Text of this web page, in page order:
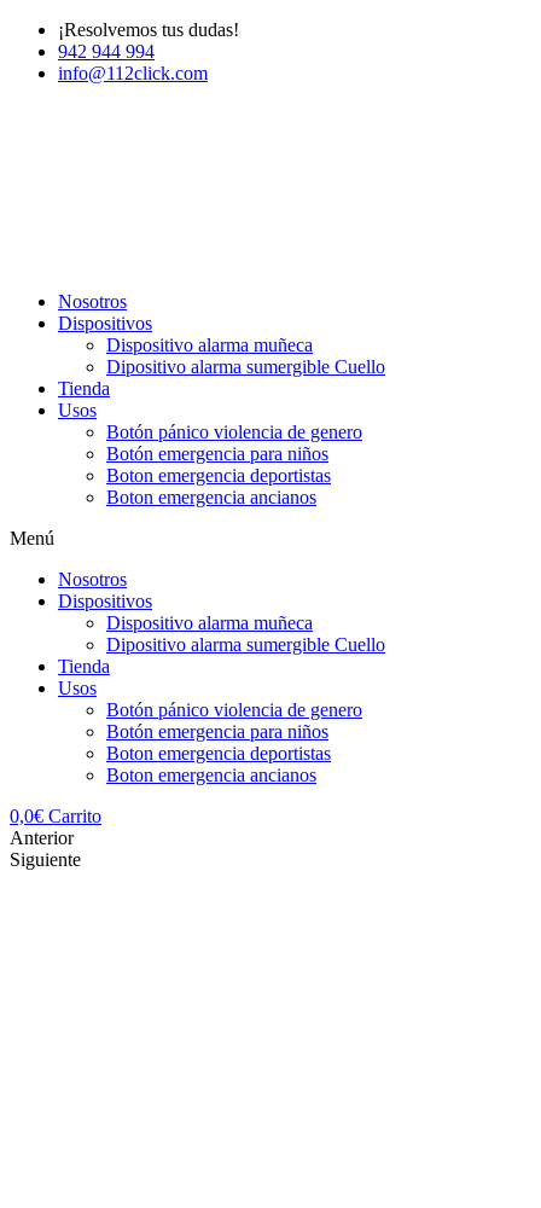
¡Resolvemos tus dudas!
942 944 994
info@112click.com
Nosotros
Dispositivos
Dispositivo alarma muñeca
Dipositivo alarma sumergible Cuello
Tienda
Usos
Botón pánico violencia de genero
Botón emergencia para niños
Boton emergencia deportistas
Boton emergencia ancianos
Menú
Nosotros
Dispositivos
Dispositivo alarma muñeca
Dipositivo alarma sumergible Cuello
Tienda
Usos
Botón pánico violencia de genero
Botón emergencia para niños
Boton emergencia deportistas
Boton emergencia ancianos
0,0€ Carrito
Anterior
Siguiente